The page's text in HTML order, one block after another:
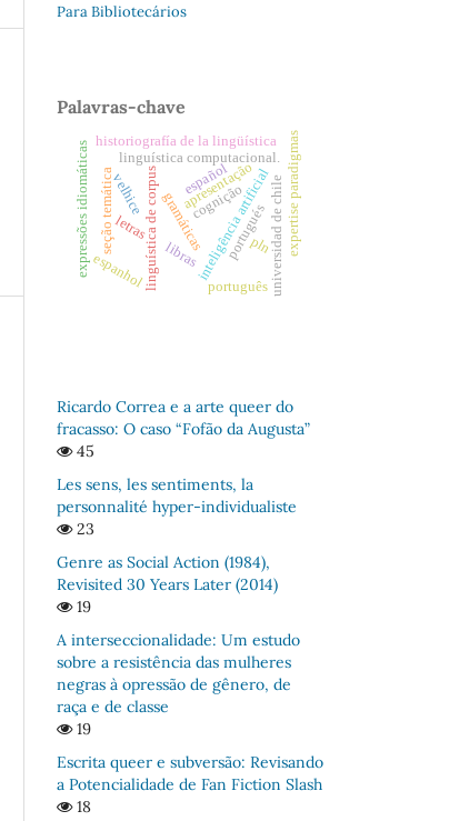
Para Bibliotecários
Palavras-chave
linguística de corpus
linguística computacional.
inteligência artificial
letras
apresentação
seção temática cognição expertise paradigmas
gramáticas universidad de chile
historiografía de la lingüística
portugués
español
português
espanhol libras
expressões idiomáticas pln
velhice
Ricardo Correa e a arte queer do
fracasso: O caso “Fofão da Augusta”
45
Les sens, les sentiments, la
personnalité hyper-individualiste
23
Genre as Social Action (1984),
Revisited 30 Years Later (2014)
19
A interseccionalidade: Um estudo
sobre a resistência das mulheres
negras à opressão de gênero, de
raça e de classe
19
Escrita queer e subversão: Revisando
a Potencialidade de Fan Fiction Slash
18